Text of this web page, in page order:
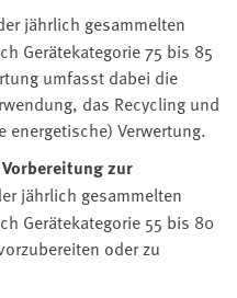
jährlich gesammelten
Gerätekategorie 75 bis 85
umfasst dabei die
das Recycling und
Verwertung.
zur
jährlich gesammelten
Gerätekategorie 55 bis 80
oder zu